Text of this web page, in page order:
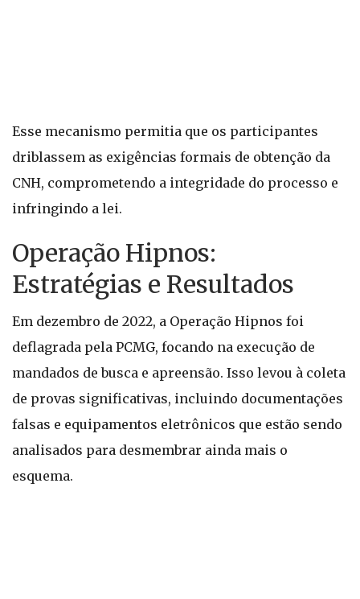
Esse mecanismo permitia que os participantes
driblassem as exigências formais de obtenção da
CNH, comprometendo a integridade do processo e
infringindo a lei.
Operação Hipnos:
Estratégias e Resultados
Em dezembro de 2022, a Operação Hipnos foi
deflagrada pela PCMG, focando na execução de
mandados de busca e apreensão. Isso levou à coleta
de provas significativas, incluindo documentações
falsas e equipamentos eletrônicos que estão sendo
analisados para desmembrar ainda mais o
esquema.